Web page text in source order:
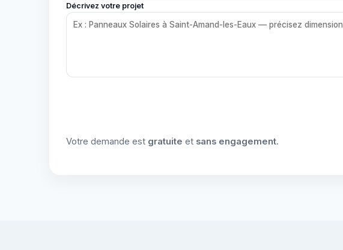
Décrivez votre projet
Votre demande est gratuite et sans engagement.